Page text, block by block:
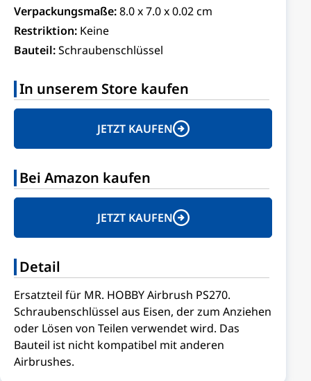
Verpackungsmaße:8.0 x 7.0 x 0.02 cm
Restriktion: Keine
Bauteil:Schraubenschlüssel
In unserem Store kaufen
JETZT KAUFEN
Bei Amazon kaufen
JETZT KAUFEN
Detail
Ersatzteil für MR. HOBBY Airbrush PS270.
Schraubenschlüssel aus Eisen, der zum Anziehen
oder Lösen von Teilen verwendet wird. Das
Bauteil ist nicht kompatibel mit anderen
Airbrushes.